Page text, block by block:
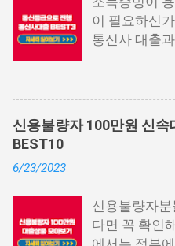
이 필요하신
통신사 대출
신사 대출이
이 발생하면,
할 수도 있습
해 무직 상태
대출 상품은
청할 수 있으
신용불량자 100만원 신속
BEST10
6/23/2023
신용불량자
다면 꼭 확인